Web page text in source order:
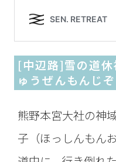
[中辺路]雪の道
ゅうぜんもんじぞ
熊野本宮大社の神
子（ほっしんもん